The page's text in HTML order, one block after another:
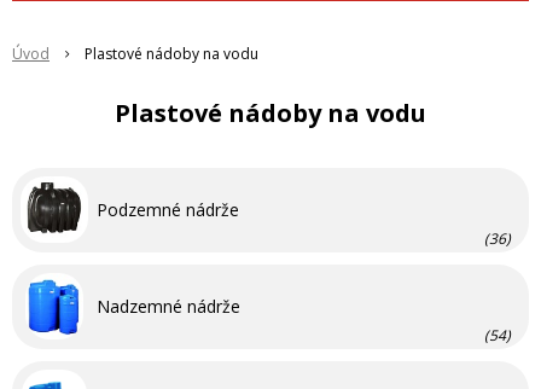
Úvod Plastové nádoby na vodu
Plastové nádoby na vodu
Podzemné nádrže
(36)
Nadzemné nádrže
(54)